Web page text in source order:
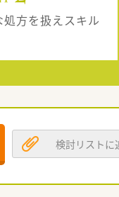
処方を扱えスキル
検討リストに